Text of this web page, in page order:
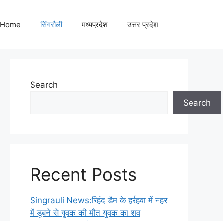
Home सिंगरौली मध्यप्रदेश उत्तर प्रदेश
Search
Search
Recent Posts
Singrauli News:रिहंद डैम के हर्रहवा में नहर
में डूबने से युवक की मौत युवक का शव